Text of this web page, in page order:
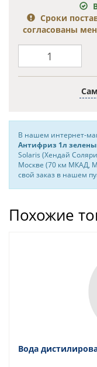
Сроки
согласованы
В нашем интернет-
Антифриз 1л
Solaris (Хендай
Москве (70 км МКАД,
свой заказ в нашем
Похожие
Вода